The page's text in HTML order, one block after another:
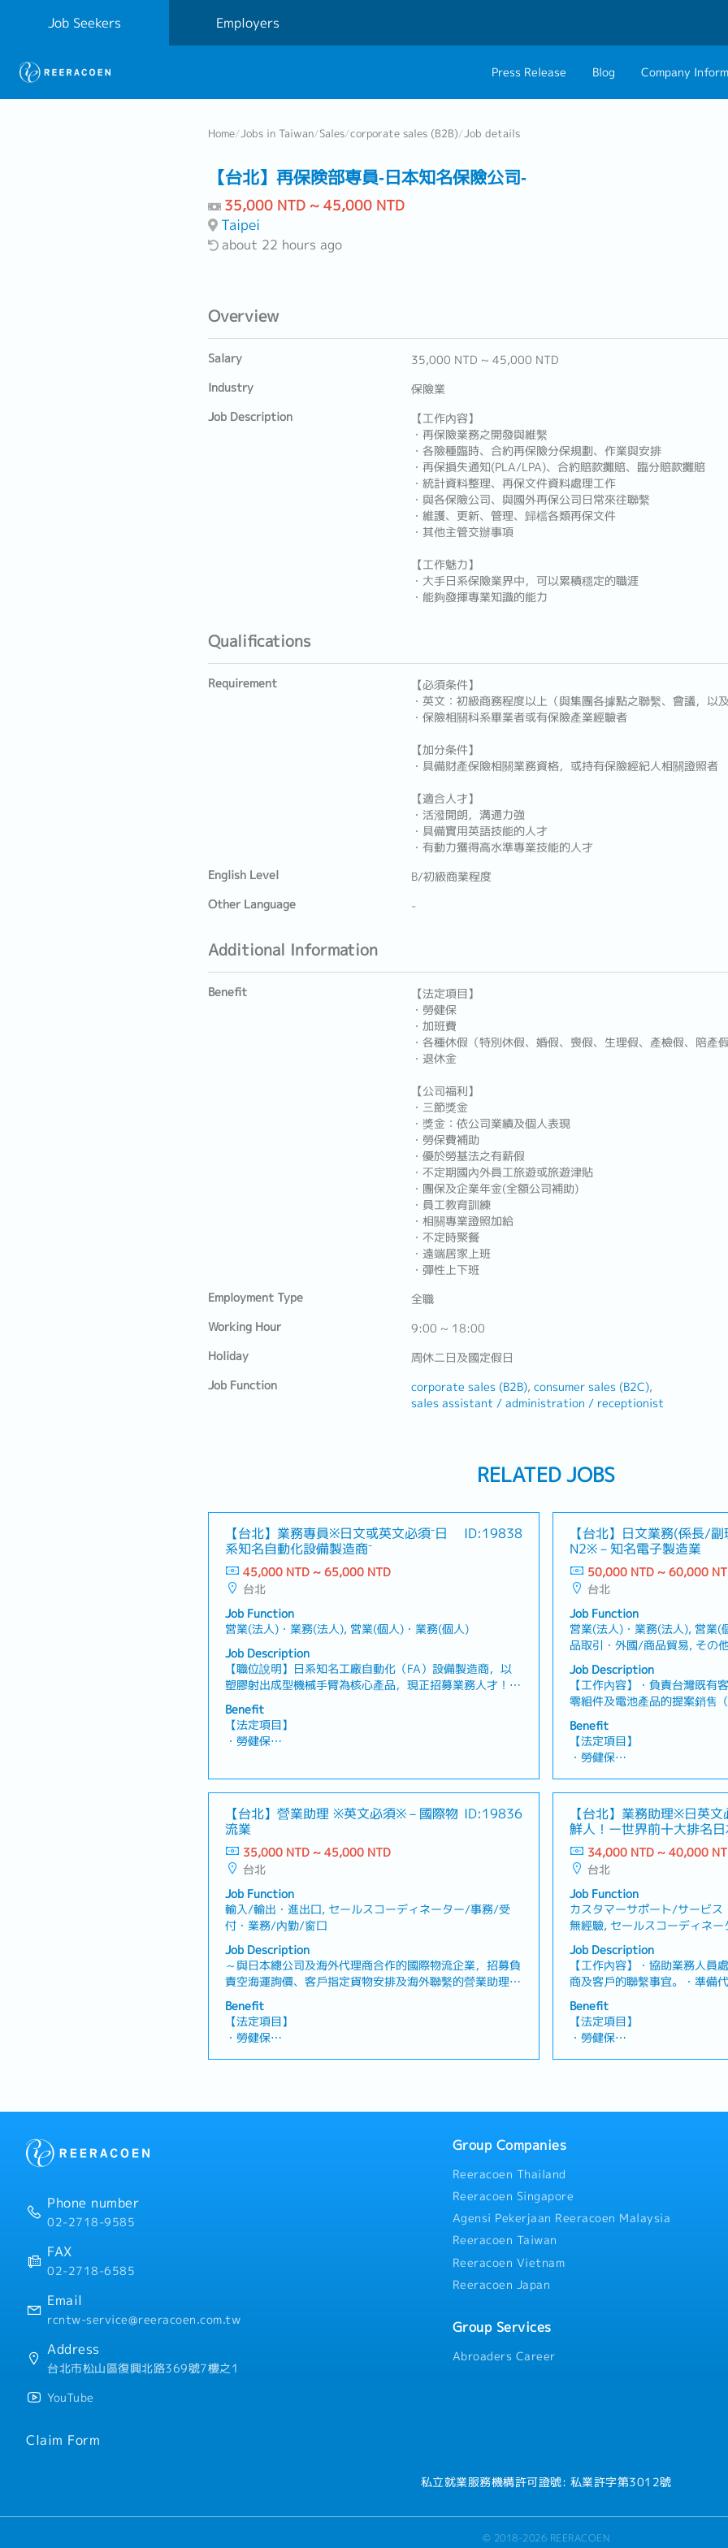
Job Seekers Employers
Press Release Blog Company
Home/Jobs in Taiwan/Sales/corporate sales (B2B)/Job details
【台北】再保険部専員‐日本知名保險公司‐
35,000 NTD ~ 45,000 NTD
Taipei
about 22 hours ago
Overview
Salary
35,000 NTD ~ 45,000 NTD
Industry
保險業
Job Description
【工作內容】
・再保險業務之開發與維繫
・各險種臨時、合約再保險分保規劃、作業與安排
・再保損失通知(PLA/LPA)、合約賠款攤賠、臨分賠款攤賠
・統計資料整理、再保文件資料處理工作
・與各保險公司、與國外再保公司日常來往聯繫
・維護、更新、管理、歸檔各類再保文件
・其他主管交辦事項
【工作魅力】
・大手日系保險業界中，可以累積穩定的職涯
・能夠發揮專業知識的能力
Qualifications
Requirement
【必須条件】
・英文：初級商務程度以上（與集團各據點之聯繫、會議，以
・保險相關科系畢業者或有保險產業經驗者
【加分条件】
・具備財產保險相關業務資格，或持有保險經紀人相關證照者
【適合人才】
・活潑開朗，溝通力強
・具備實用英語技能的人才
・有動力獲得高水準專業技能的人才
English Level
B/初級商業程度
Other Language
-
Additional Information
Benefit
【法定項目】
・勞健保
・加班費
・各種休假（特別休假、婚假、喪假、生理假、產檢假、陪產
・退休金
【公司福利】
・三節獎金
・獎金：依公司業績及個人表現
・勞保費補助
・優於勞基法之有薪假
・不定期國內外員工旅遊或旅遊津貼
・團保及企業年金(全額公司補助)
・員工教育訓練
・相關專業證照加給
・不定時聚餐
・遠端居家上班
・彈性上下班
Employment Type
全職
Working Hour
9:00 ~ 18:00
Holiday
周休二日及國定假日
Job Function
corporate sales (B2B) consumer sales (B2C)
sales assistant / administration / receptionist
RELATED JOBS
【台北】業務專員※日文或英文必須⁻日
系知名自動化設備製造商⁻
ID:19838
45,000 NTD ~ 65,000 NTD
台北
Job Function
営業(法人)・業務(法人), 営業(個人)・業務(個人)
Job Description
【職位說明】日系知名工廠自動化（FA）設備製造商，以
塑膠射出成型機械手臂為核心產品，現正招募業務人才！
【工作內容】・維護既有客戶關係，並進行提案型業務・運
用休眠客戶名單等資源，開發新客戶・依據客戶需求提出最
適合的產品方案・製作報價單・管理產品交期及出貨時程・
拜訪客戶並進行業務洽談【補充資訊】・提供公司公務車・
品／雜貨相關產業
Benefit
【法定項目】
・勞健保
產假、產假、育嬰假）
・退休金
【公司福利】
・獎金：約1.5個月～※依公司營運績效及個人績效發放
・伙食費
・交通津貼
【台北】日文業務(係長/
N2※－知名電子製造業
50,000 NTD ~ 60,000
台北
Job Function
営業(法人)・業務(法人), 営業
品取引・外國/商品貿易, その
Job Description
【工作內容】・負責台灣既有
零組件及電池產品的提案銷售
協調）・根據客戶需求進行產
案・負責報價製作、價格協商
部門（研發、品質、生產）密
Benefit
【法定項目】
・勞健保
・各種休假（特別休假、婚假
產假、產假、育嬰假）
・退休金
【公司福利】
・年終獎金 (約1.5個月)
・勞動/中秋/春節禮金
・中秋禮券/春節禮券/生日禮券
・英日語言津貼、效率津貼、
・日文語言進修、自主專業外
・結婚禮券、住院慰問禮券
・健康檢查
【台北】營業助理 ※英文必須※－國際物
流業
ID:19836
35,000 NTD ~ 45,000 NTD
台北
Job Function
輸入/輸出・進出口, セールスコーディネーター/事務/受
付・業務/內勤/窗口
Job Description
～與日本總公司及海外代理商合作的國際物流企業，招募負
責空海運詢價、客戶指定貨物安排及海外聯繫的營業助理～
【工作內容】・協助業務人員及客戶經理處理日常業務・處
理客戶指定貨物及出貨相關作業・回覆既有客戶的需求・處
理空運及海運詢價、報價作業・以Email為主與海外代理商
進行聯繫及協調・建立及管理客戶信用額度・建立及維護新
客戶資料與相關紀錄・與公司內部相關部門聯繫並確認作業
運及海運服務・貨物運輸及進出口相關服務
Benefit
【法定項目】
・勞健保
・員工旅遊
※上述月薪已包含業務・伙食・特別津貼。
【台北】業務助理※日英
鮮人！ー世界前十大排名
大廠34,000 NTD ~ 40,000
台北
Job Function
カスタマーサポート/サービス
無經驗, セールスコーディネ
勤/窗口
Job Description
【工作內容】・協助業務人員
商及客戶的聯繫事宜。・準備
件，電話及e-mail回覆並確認
戶、代理商及海外各據點間之
認及調整交貨日期。・協助業
相關文件作業。・負責追蹤工
時掌控進度。・協助業務人員
Benefit
【法定項目】
・勞健保
・ 年度獎金 (夏季及冬季，2
獎金發放。職務類別，個人績
・完備的教育訓練制度 (公司
研修，並提供自我進修機會)
・人事考評 (1次/年) *根據工
・重視每位員工發展的多元溝
Phone number
02-2718-9585
FAX
02-2718-6585
Email
rcntw-service@reeracoen.com.tw
Address
台北市松山區復興北路369號7樓之1
YouTube
Claim Form
Group Companies
Reeracoen Thailand
Reeracoen Singapore
Agensi Pekerjaan Reeracoen Malaysia
Reeracoen Taiwan
Reeracoen Vietnam
Reeracoen Japan
Group Services
Abroaders Career
私立就業服務機構許可證號: 私業許字第3012號
© 2018-2026 REERACOEN